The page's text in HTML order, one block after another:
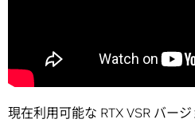
現在利用可能な RTX VSR バー